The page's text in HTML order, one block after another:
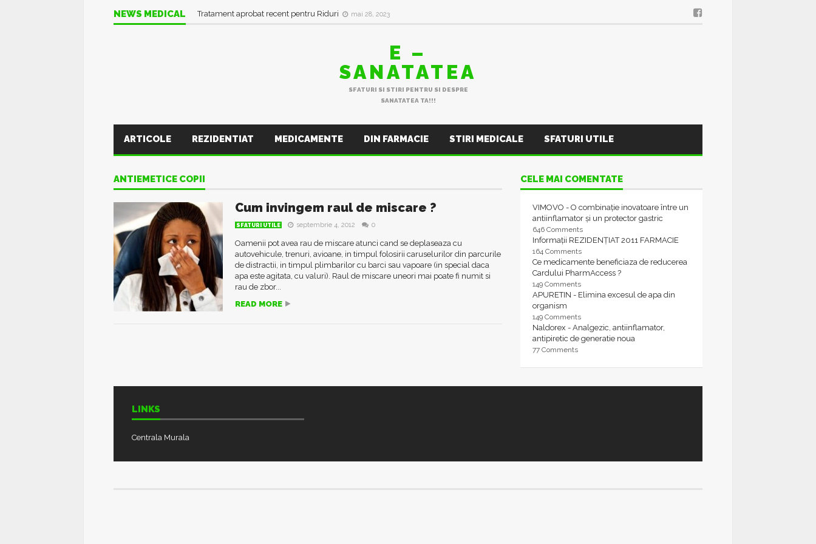
NEWS MEDICAL Tratament aprobat recent pentru Riduri mai 28, 2023
E –
SANATATEA
SFATURI SI STIRI PENTRU SI DESPRE
SANATATEA TA!!!
ARTICOLE REZIDENTIAT MEDICAMENTE DIN FARMACIE STIRI MEDICALE SFATURI UTILE
ANTIEMETICE COPII
Cum invingem raul de miscare ?
SFATURI UTILE septembrie 4, 2012 0
Oamenii pot avea rau de miscare atunci cand se deplaseaza cu
autovehicule, trenuri, avioane, in timpul folosirii caruselurilor din parcurile
de distractii, in timpul plimbarilor cu barci sau vapoare (in special daca
apa este agitata, cu valuri). Raul de miscare uneori mai poate fi numit si
rau de zbor...
READ MORE
CELE MAI COMENTATE
VIMOVO - O combinație inovatoare între un
antiinflamator și un protector gastric
646 Comments
Informații REZIDENȚIAT 2011 FARMACIE
164 Comments
Ce medicamente beneficiaza de reducerea
Cardului PharmAccess ?
149 Comments
APURETIN - Elimina excesul de apa din
organism
149 Comments
Naldorex - Analgezic, antiinflamator,
antipiretic de generatie noua
77 Comments
LINKS
Centrala Murala